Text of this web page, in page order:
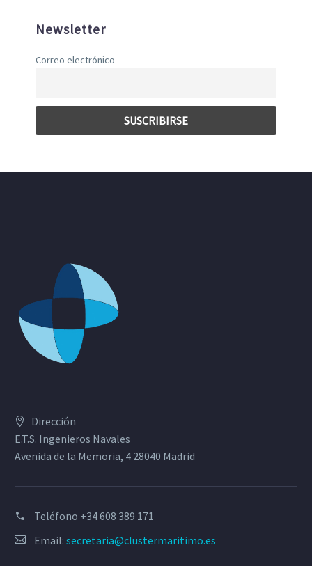
Newsletter
Correo electrónico
Dirección
E.T.S. Ingenieros Navales
Avenida de la Memoria, 4 28040 Madrid
Teléfono +34 608 389 171
Email: secretaria@clustermaritimo.es